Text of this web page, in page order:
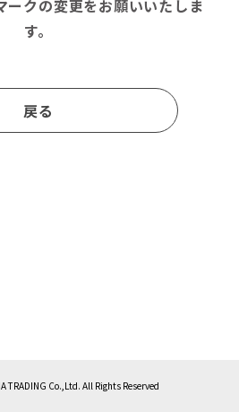
ークの変更をお願いいたしま
す。
戻る
TRADING Co.,Ltd. All Rights Reserved